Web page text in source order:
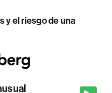
y el riesgo de una